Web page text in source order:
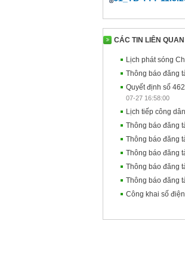
CÁC TIN LIÊN QUAN
Lịch phát sóng
Thông báo đăng
Quyết định số
07-27 16:58:00
Lịch tiếp công
Thông báo đăng
Thông báo đăng
Thông báo đăng
Thông báo đăng
Thông báo đăng
Công khai số